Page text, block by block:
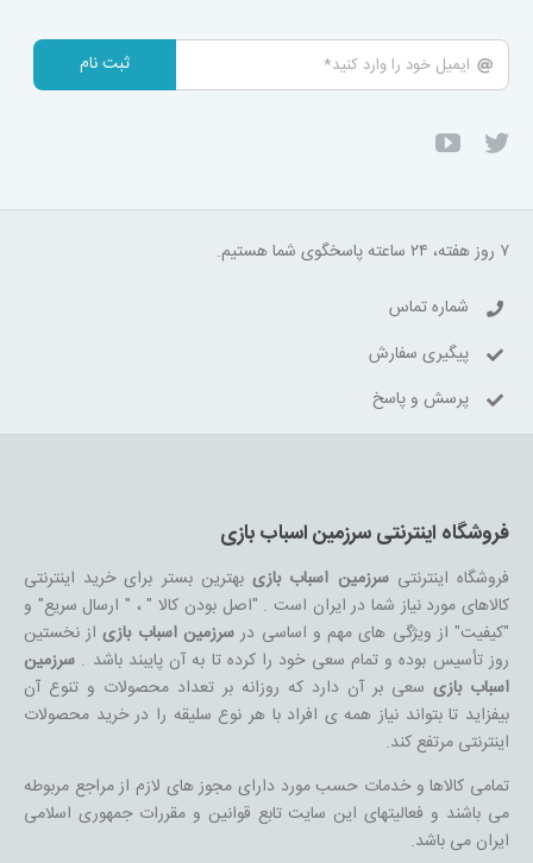
ثبت نام
۷ روز هفته، ۲۴ ساعته پاسخگوی شما هستیم.
شماره تماس
پیگیری سفارش
پرسش و پاسخ
فروشگاه اینترنتی سرزمین اسباب بازی
فروشگاه اینترنتیسرزمین اسباب بازیبهترین بستر برای خرید اینترنتی
کالاهای مورد نیاز شما در ایران است . "اصل بودن کالا " ، " ارسال سریع" و
"کیفیت" از ویژگی های مهم و اساسی درسرزمین اسباب بازیاز نخستین
روز تأسیس بوده و تمام سعی خود را کرده تا به آن پایبند باشد .سرزمین
اسباب بازیسعی بر آن دارد که روزانه بر تعداد محصولات و تنوع آن
بیفزاید تا بتواند نیاز همه ی افراد با هر نوع سلیقه را در خرید محصولات
اینترنتی مرتفع کند.
تمامی کالاها و خدمات حسب مورد دارای مجوز های لازم از مراجع مربوطه
می باشند و فعالیتهای این سایت تابع قوانین و مقررات جمهوری اسلامی
ایران می باشد.